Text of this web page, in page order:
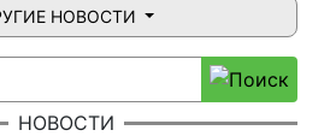
НОВОСТИ
НОВОСТИ